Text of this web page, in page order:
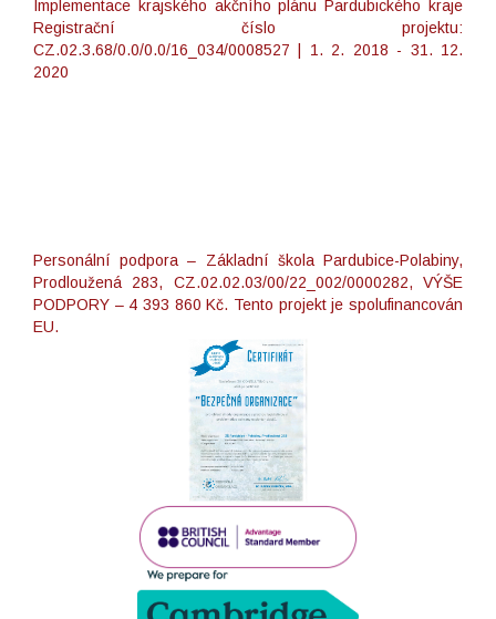
Implementace krajského akčního plánu Pardubického kraje
Registrační číslo projektu:
CZ.02.3.68/0.0/0.0/16_034/0008527 | 1. 2. 2018 - 31. 12.
2020
Personální podpora – Základní škola Pardubice-Polabiny,
Prodloužená 283, CZ.02.02.03/00/22_002/0000282, VÝŠE
PODPORY – 4 393 860 Kč. Tento projekt je spolufinancován
EU.